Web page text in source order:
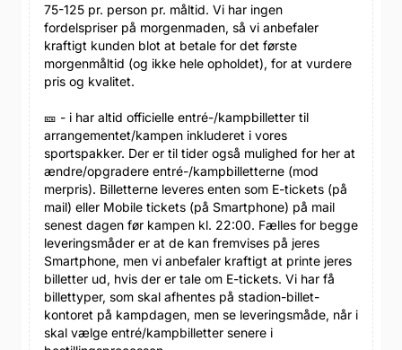
75-125 pr. person pr. måltid. Vi har ingen
fordelspriser på morgenmaden, så vi anbefaler
kraftigt kunden blot at betale for det første
morgenmåltid (og ikke hele opholdet), for at vurdere
pris og kvalitet.
🎫 - i har altid officielle entré-/kampbilletter til
arrangementet/kampen inkluderet i vores
sportspakker. Der er til tider også mulighed for her at
ændre/opgradere entré-/kampbilletterne (mod
merpris). Billetterne leveres enten som E-tickets (på
mail) eller Mobile tickets (på Smartphone) på mail
senest dagen før kampen kl. 22:00. Fælles for begge
leveringsmåder er at de kan fremvises på jeres
Smartphone, men vi anbefaler kraftigt at printe jeres
billetter ud, hvis der er tale om E-tickets. Vi har få
billettyper, som skal afhentes på stadion-billet-
kontoret på kampdagen, men se leveringsmåde, når i
skal vælge entré/kampbilletter senere i